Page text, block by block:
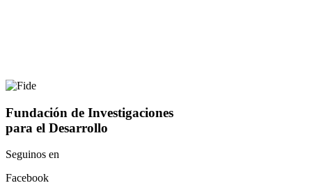
Fundación de Investigaciones
para el Desarrollo
Seguinos en
Facebook